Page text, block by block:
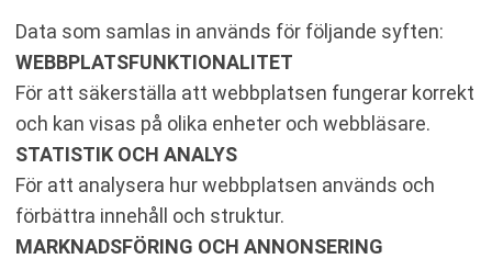
Data som samlas in används för följande syften:
WEBBPLATSFUNKTIONALITET
För att säkerställa att webbplatsen fungerar korrekt
och kan visas på olika enheter och webbläsare.
STATISTIK OCH ANALYS
För att analysera hur webbplatsen används och
förbättra innehåll och struktur.
MARKNADSFÖRING OCH ANNONSERING